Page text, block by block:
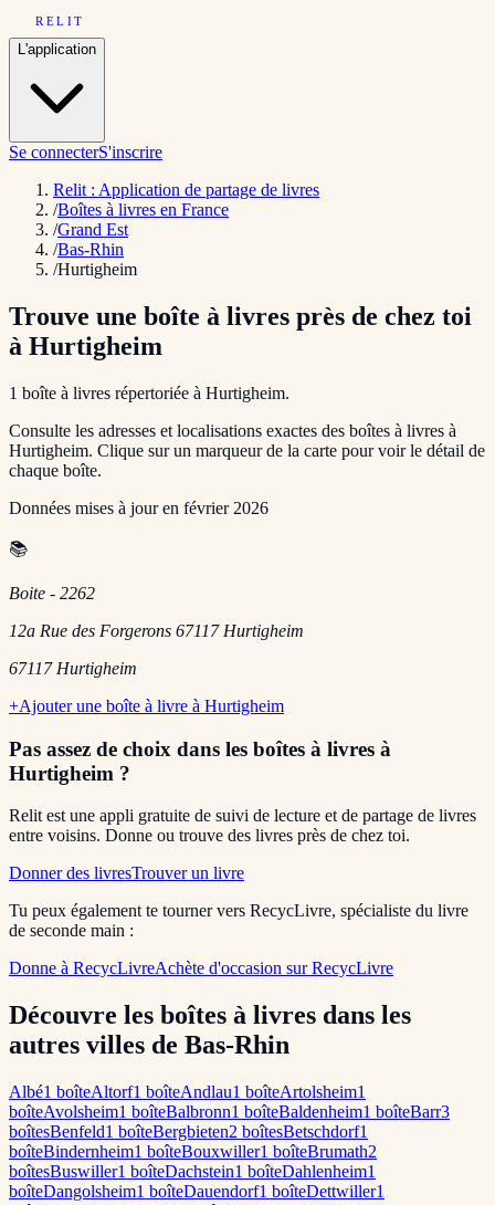
RELIT
L'application
Se connecterS'inscrire
Relit : Application de partage de livres
/Boîtes à livres en France
/Grand Est
/Bas-Rhin
/Hurtigheim
Trouve une boîte à livres près de chez toi
à Hurtigheim
1 boîte à livres répertoriée à Hurtigheim.
Consulte les adresses et localisations exactes des boîtes à livres à
Hurtigheim. Clique sur un marqueur de la carte pour voir le détail de
chaque boîte.
Données mises à jour en février 2026
📚
Boite - 2262
12a Rue des Forgerons 67117 Hurtigheim
67117 Hurtigheim
+Ajouter une boîte à livre à Hurtigheim
Pas assez de choix dans les boîtes à livres à
Hurtigheim ?
Relit est une appli gratuite de suivi de lecture et de partage de livres
entre voisins. Donne ou trouve des livres près de chez toi.
Donner des livresTrouver un livre
Tu peux également te tourner vers RecycLivre, spécialiste du livre
de seconde main :
Donne à RecycLivreAchète d'occasion sur RecycLivre
Découvre les boîtes à livres dans les
autres villes de Bas-Rhin
Albé1 boîteAltorf1 boîteAndlau1 boîteArtolsheim1
boîteAvolsheim1 boîteBalbronn1 boîteBaldenheim1 boîteBarr3
boîtesBenfeld1 boîteBergbieten2 boîtesBetschdorf1
boîteBindernheim1 boîteBouxwiller1 boîteBrumath2
boîtesBuswiller1 boîteDachstein1 boîteDahlenheim1
boîteDangolsheim1 boîteDauendorf1 boîteDettwiller1